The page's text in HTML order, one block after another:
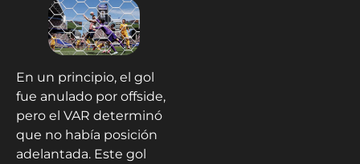
En un principio, el gol
fue anulado por offside,
pero el VAR determinó
que no había posición
adelantada. Este gol